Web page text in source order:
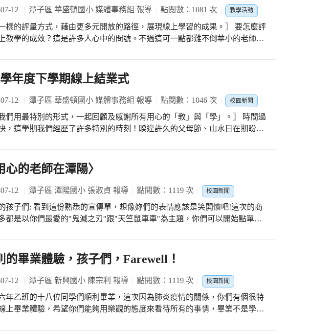
。12 潭子區 華盛頓國小 媒體事務組 報導 點閱數：1081 次 教學活動
樣的評量方式，藉由更多元開放的路徑，展現線上學習的成果。〗 要怎麼評
教學的成效？這是許多人心中的問號。不過這可一點都難不倒華小的老師
是設計開放性的題目，讓學生在線上作答，孩子們也能透過線上同步報告，
評量。 只要能夠真實呈現孩子學習的深度和廣度，不同的路徑也
令人驚豔的學習成果。
學年度下學期線上結業式
12 潭子區 華盛頓國小 媒體事務組 報導 點閱數：1046 次 校園新聞
們用最特別的形式，一起回顧及感謝所有用心的「教」與「學」。〗 時間過
，這學期我們經歷了許多特別的時刻！睽違許久的父母節、山水日在期盼中
多感謝與祝福。感謝孩子們都能平安
，在家持續不間斷的學習；祝福大家都能度過美好的假期，迎接下學期的來
臨。 ＞＞華小YouTube頻道 https://youtu.be/EHsXc9Xf3hU
心的老師在潭陽〉
12 潭子區 潭陽國小 張淑貞 報導 點閱數：1119 次 校園新聞
傳單，想像妳們的表情應該是笑開懷吧!這次的商
都是以你們最愛的"鬼滅之刃"跟"天竺鼠車車"為主題，你們可以開始點單了
商品名稱"、"價格"，請爸爸媽媽傳訊息給老師，記得要自己計算你的集點是
喔! 3.點單時間從現在開始到全班影片都完成為止，先點單的老師一段時間就
你預約商品，以免晚了就沒貨啦!但是，還是要先告訴大家，有可能會有缺貨
上是潭陽校園特報記者在暑假期間所發現的新亮點。
的畢業體驗，孩子們，Farewell！
12 潭子區 新興國小 陳宗利 報導 點閱數：1119 次 校園新聞
年乙班的十八位同學們順利畢業，這次因為肺炎疫情的關係，你們有個很特
上畢業體驗，希望你們能夠用樂觀的態度來看待所有的事情，畢業不是學習